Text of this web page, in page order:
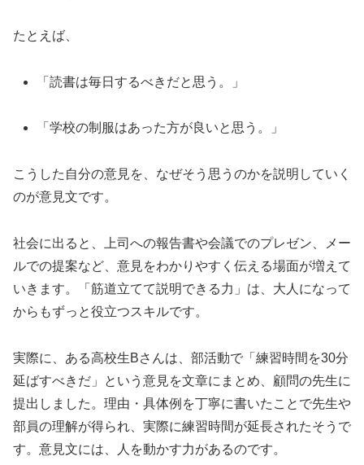
たとえば、
「読書は毎日するべきだと思う。」
「学校の制服はあった方が良いと思う。」
こうした自分の意見を、なぜそう思うのかを説明していく
のが意見文です。
社会に出ると、上司への報告書や会議でのプレゼン、メー
ルでの提案など、意見をわかりやすく伝える場面が増えて
いきます。「筋道立てて説明できる力」は、大人になって
からもずっと役立つスキルです。
実際に、ある高校生Bさんは、部活動で「練習時間を30分
延ばすべきだ」という意見を文章にまとめ、顧問の先生に
提出しました。理由・具体例を丁寧に書いたことで先生や
部員の理解が得られ、実際に練習時間が延長されたそうで
す。意見文には、人を動かす力があるのです。